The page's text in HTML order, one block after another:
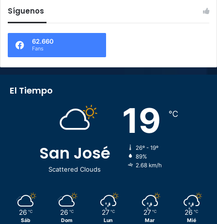
Síguenos
62.660
Fans
El Tiempo
San José
Scattered Clouds
19 ℃
26º - 19º
89%
2.68 km/h
26 ℃
Sáb
26 ℃
Dom
27 ℃
Lun
27 ℃
Mar
26 ℃
Mié